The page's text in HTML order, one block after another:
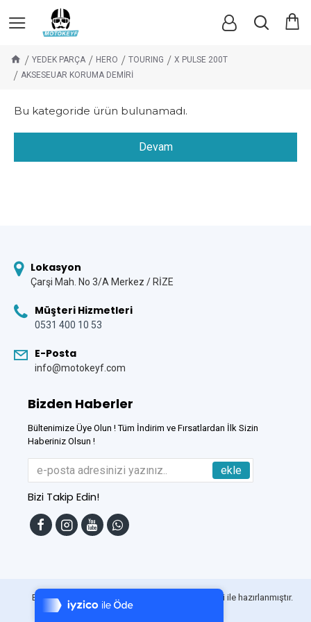
7/24 Canlı Destek
%100 Sorunsuz Alışveriş
YEDEK PARÇA HERO TOURING
X PULSE 200T
AKSESEUAR KORUMA DEMİRİ
Bu kategoride ürün bulunamadı.
Devam
Lokasyon
Çarşi Mah. No 3/A Merkez / RİZE
Müşteri Hizmetleri
0531 400 10 53
E-Posta
info@motokeyf.com
Bizden Haberler
Bültenimize Üye Olun ! Tüm İndirim ve Fırsatlardan İlk Sizin
Haberiniz Olsun !
ekle
Bizi Takip Edin!
Bu Site DumanSoft Gelişmiş E-Ticaret sistemleri ile hazırlanmıştır.